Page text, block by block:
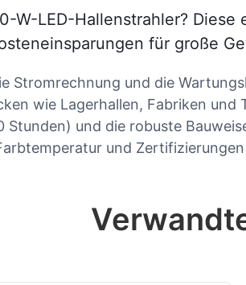
W-LED-Hallenstrahler?
für große
Stromrechnung und die
wie Lagerhallen, Fabriken
Stunden) und die robuste
und